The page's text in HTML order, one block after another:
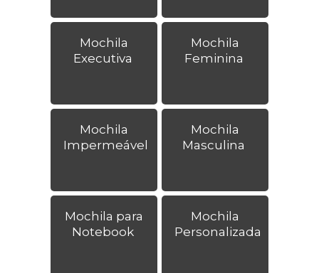
Mochila
Executiva
Mochila
Feminina
Mochila
Impermeável
Mochila
Masculina
Mochila para
Notebook
Mochila
Personalizada